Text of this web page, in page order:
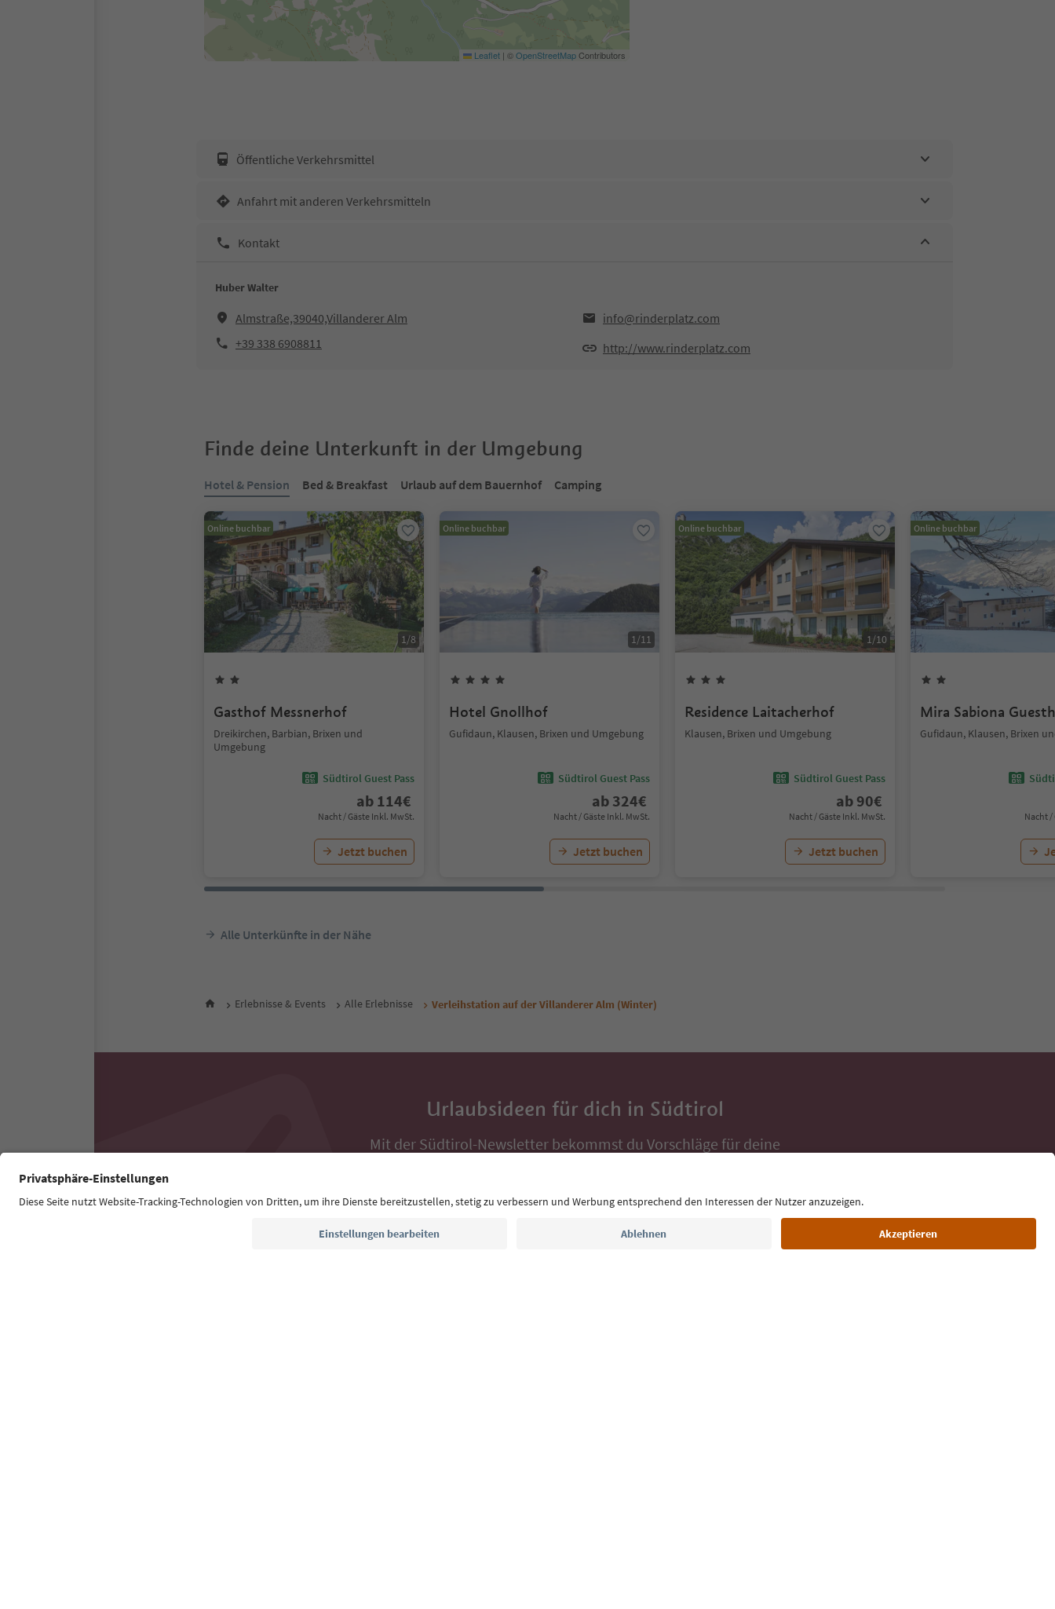
Leaflet | ©OpenStreetMapContributors
Öffentliche Verkehrsmittel
Anfahrt mit anderen Verkehrsmitteln
Kontakt
Huber Walter
Almstraße,39040,Villanderer Alm
info@rinderplatz.com
+39 338 6908811
http://www.rinderplatz.com
Finde deine Unterkunft in der Umgebung
Hotel & Pension Bed & Breakfast Urlaub auf dem Bauernhof Camping
Online buchbar
1/8
Gasthof Messnerhof
Dreikirchen, Barbian, Brixen und
Umgebung
Südtirol Guest Pass
ab 114€
Nacht / Gäste Inkl. MwSt.
Jetzt buchen
Online buchbar
1/11
Hotel Gnollhof
Gufidaun, Klausen, Brixen und Umgebung
Südtirol Guest Pass
ab 324€
Nacht / Gäste Inkl. MwSt.
Jetzt buchen
Online buchbar
1/10
Residence Laitacherhof
Klausen, Brixen und Umgebung
Südtirol Guest Pass
ab 90€
Nacht / Gäste Inkl. MwSt.
Jetzt buchen
Online buchbar
Mira Sabiona
Gufidaun, Klausen, Brixen
Nacht /
Alle Unterkünfte in der Nähe
Erlebnisse & Events Alle Erlebnisse Verleihstation auf der Villanderer Alm (Winter)
Urlaubsideen für dich in Südtirol
Mit der Südtirol-Newsletter bekommst du Vorschläge für deine
E-Mail Adresse